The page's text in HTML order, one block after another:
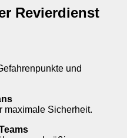
Revierdienst
und
maximale Sicherheit.